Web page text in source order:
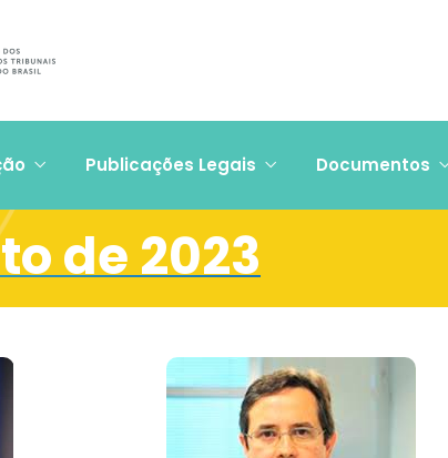
Publicações Legais Documentos
de 2023